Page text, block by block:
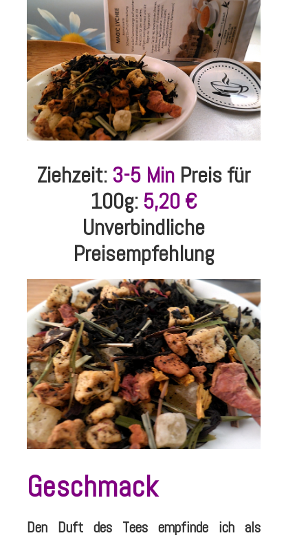
Ziehzeit: 3-5 Min Preis für
100g: 5,20 €
Unverbindliche
Preisempfehlung
Geschmack
Den Duft des Tees empfinde ich als